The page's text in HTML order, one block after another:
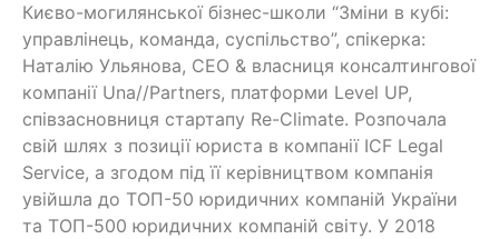
Києво-могилянської бізнес-школи “Зміни в кубі:
управлінець, команда, суспільство”, спікерка:
Наталію Ульянова, CEO & власниця консалтингової
компанії Una//Partners, платформи Level UP,
співзасновниця стартапу Re-Сlimate. Розпочала
свій шлях з позиції юриста в компанії ICF Legal
Service, а згодом під її керівництвом компанія
увійшла до ТОП-50 юридичних компаній України
та ТОП-500 юридичних компаній світу. У 2018